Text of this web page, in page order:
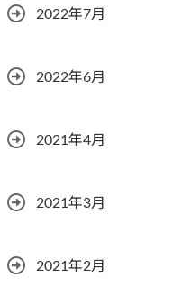
2022年7月
2022年6月
2021年4月
2021年3月
2021年2月